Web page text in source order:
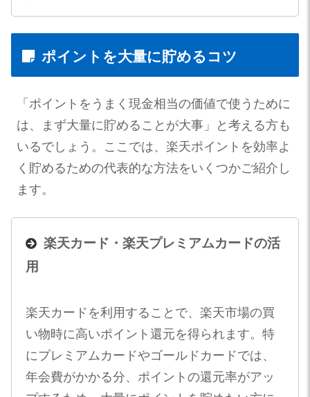
ポイントを大量に貯めるコツ
「ポイントをうまく現金相当の価値で使うために
は、まず大量に貯めることが大事」と考える方も
いるでしょう。ここでは、楽天ポイントを効率よ
く貯めるための代表的な方法をいくつかご紹介し
ます。
楽天カード・楽天プレミアムカードの活
用
楽天カードを利用することで、楽天市場の買
い物時に高いポイント還元を得られます。特
にプレミアムカードやゴールドカードでは、
年会費がかかる分、ポイントの還元率がアッ